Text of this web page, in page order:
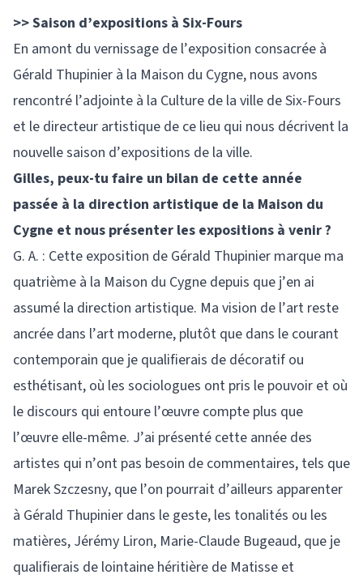
>> Saison d’expositions à Six-Fours
En amont du vernissage de l’exposition consacrée à
Gérald Thupinier à la Maison du Cygne, nous avons
rencontré l’adjointe à la Culture de la ville de Six-Fours
et le directeur artistique de ce lieu qui nous décrivent la
nouvelle saison d’expositions de la ville.
Gilles, peux-tu faire un bilan de cette année
passée à la direction artistique de la Maison du
Cygne et nous présenter les expositions à venir ?
G. A. : Cette exposition de Gérald Thupinier marque ma
quatrième à la Maison du Cygne depuis que j’en ai
assumé la direction artistique. Ma vision de l’art reste
ancrée dans l’art moderne, plutôt que dans le courant
contemporain que je qualifierais de décoratif ou
esthétisant, où les sociologues ont pris le pouvoir et où
le discours qui entoure l’œuvre compte plus que
l’œuvre elle-même. J’ai présenté cette année des
artistes qui n’ont pas besoin de commentaires, tels que
Marek Szczesny, que l’on pourrait d’ailleurs apparenter
à Gérald Thupinier dans le geste, les tonalités ou les
matières, Jérémy Liron, Marie-Claude Bugeaud, que je
qualifierais de lointaine héritière de Matisse et